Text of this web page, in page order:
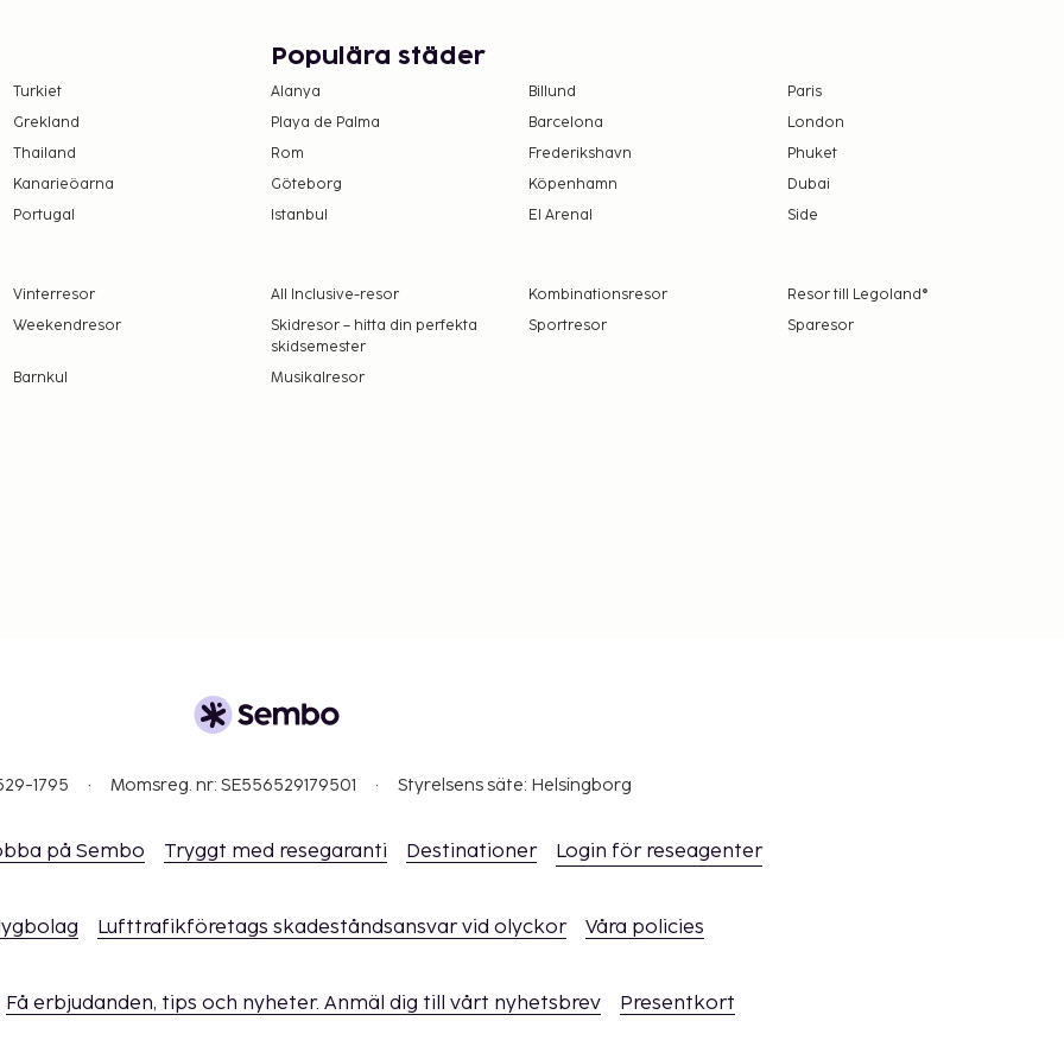
boendet –
oss om.
6.5 för barn
att avgifter och
Turkiet
Grekland
Thailand
Kanarieöarna
Portugal
Populära städer
Alanya Billund
Paris
Playa de Palma
Barcelona
London
Rom
Frederikshavn
Phuket
Göteborg
Köpenhamn
Dubai
Istanbul
El Arenal Side
Vinterresor All Inclusive-resor Kombinationsresor
Resor till Legoland®
Weekendresor
Skidresor – hitta din perfekta
skidsemester
Sportresor Sparesor
Barnkul Musikalresor
1795 Momsreg. nr: SE556529179501 Styrelsens säte: Helsingborg
på Sembo Tryggt med resegaranti Destinationer Login för reseagenter
Lufttrafikföretags skadeståndsansvar vid olyckor Våra policies
Få erbjudanden, tips och nyheter. Anmäl dig till vårt nyhetsbrev Presentkort